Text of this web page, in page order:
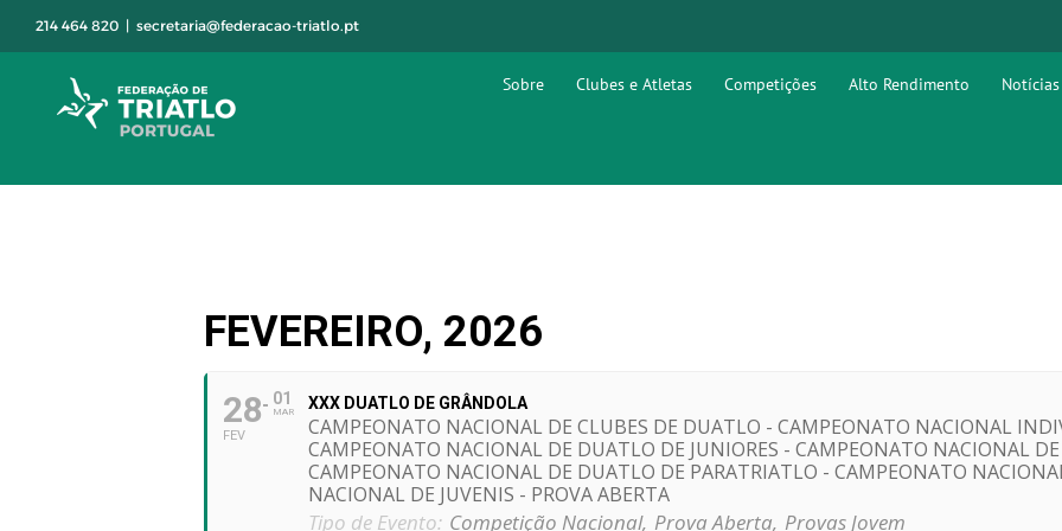
214 464 820 | secretaria@federacao-triatlo.pt
Sobre Clubes e Atletas Competições Alto Rendimento
FEVEREIRO, 2026
28
FEV
01
MAR XXX DUATLO DE GRÂNDOLA
CAMPEONATO NACIONAL DE CLUBES DE DUATLO - CAMPEONATO NACIONAL
CAMPEONATO NACIONAL DE DUATLO DE JUNIORES - CAMPEONATO NACIONAL
CAMPEONATO NACIONAL DE DUATLO DE PARATRIATLO - CAMPEONATO
NACIONAL DE JUVENIS - PROVA ABERTA
Tipo de Evento: Competição Nacional, Prova Aberta, Provas Jovem